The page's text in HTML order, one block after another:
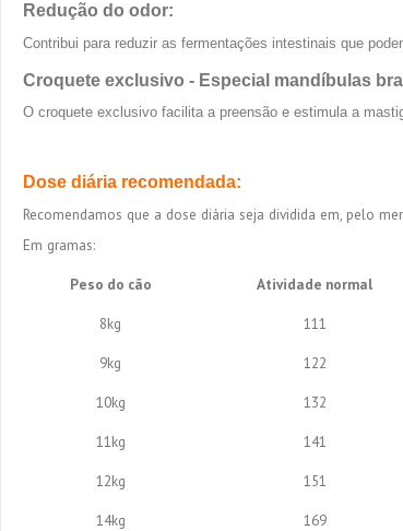
Redução do odor:
Contribui para reduzir as fermentações intestinais que
Croquete exclusivo - Especial mandíbulas
O croquete exclusivo facilita a preensão e estimula a
Dose diária recomendada:
Recomendamos que a dose diária seja dividida em, pelo
Em gramas:
Peso do cão
Atividade normal
8kg
111
9kg
122
10kg
132
11kg
141
12kg
151
14kg
169